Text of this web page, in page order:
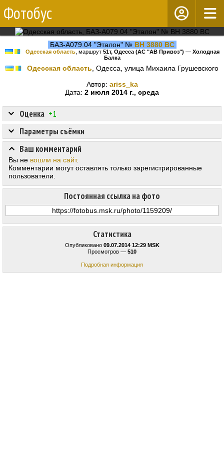
Фотобус
БАЗ-А079.04 "Эталон" № BH 3880 BC
Одесская область, маршрут 51т, Одесса (АС "АВ Привоз") — Холодная
Балка
Одесская область , Одесса, улица Михаила Грушевского
Автор: ariss_ka
Дата: 2 июля 2014 г., среда
Статистика
Опубликовано 09.07.2014 12:29 MSK
Просмотров — 510
Подробная информация
Оценка +1
Постоянная ссылка на фото
Параметры съёмки
Ваш комментарий
Вы не вошли на сайт.
Комментарии могут оставлять только зарегистрированные
пользователи.